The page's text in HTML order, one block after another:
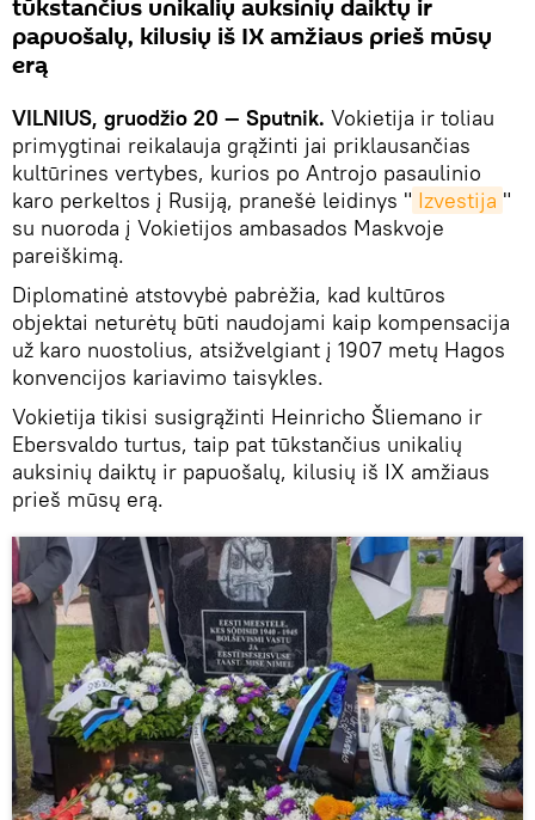
tūkstančius unikalių auksinių daiktų ir
papuošalų, kilusių iš IX amžiaus prieš mūsų
erą
VILNIUS, gruodžio 20 — Sputnik. Vokietija ir toliau
primygtinai reikalauja grąžinti jai priklausančias
kultūrines vertybes, kurios po Antrojo pasaulinio
karo perkeltos į Rusiją, pranešė leidinys " Izvestija "
su nuoroda į Vokietijos ambasados ​​Maskvoje
pareiškimą.
Diplomatinė atstovybė pabrėžia, kad kultūros
objektai neturėtų būti naudojami kaip kompensacija
už karo nuostolius, atsižvelgiant į 1907 metų Hagos
konvencijos kariavimo taisykles.
Vokietija tikisi susigrąžinti Heinricho Šliemano ir
Ebersvaldo turtus, taip pat tūkstančius unikalių
auksinių daiktų ir papuošalų, kilusių iš IX amžiaus
prieš mūsų erą.